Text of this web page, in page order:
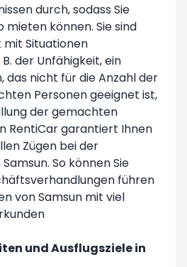
durch, sodass Sie
können. Sie sind
Situationen
der Unfähigkeit, ein
das nicht für die Anzahl der
Personen geeignet ist,
der gemachten
RentiCar garantiert Ihnen
Zügen bei der
So können Sie
führen
von Samsun mit viel
und Ausflugsziele in